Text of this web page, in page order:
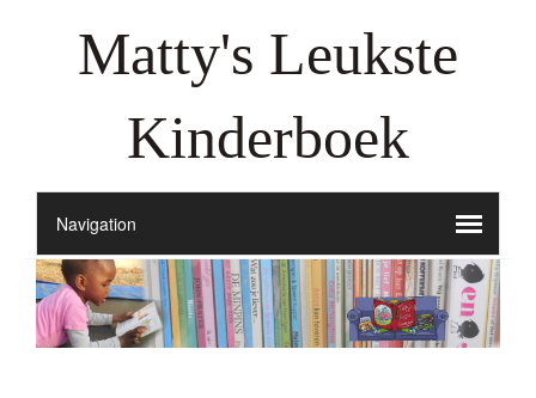
Matty's Leukste
Kinderboek